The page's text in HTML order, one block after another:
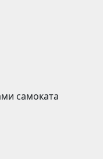
самоката